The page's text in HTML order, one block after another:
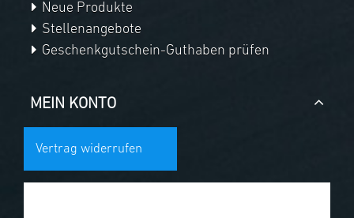
Neue Produkte
Stellenangebote
Geschenkgutschein-Guthaben prüfen
MEIN KONTO
Vertrag widerrufen